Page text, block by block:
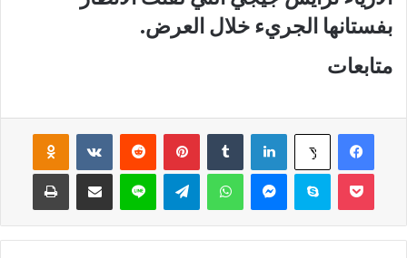
بفستانها الجريء خلال العرض.
متابعات
فيسبوك ‫X لينكدإن بينتيريست
سكايب واتساب لاين